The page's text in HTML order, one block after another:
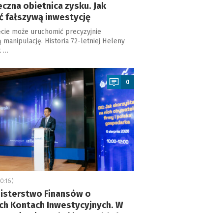
obietnica zysku. Jak
fałszywą inwestycję
może uruchomić precyzyjnie
manipulację. Historia 72-letniej Heleny
…
0
Finansów o
Kontach Inwestycyjnych. W